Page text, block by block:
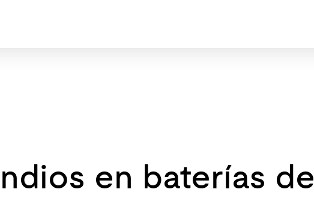
en baterías de